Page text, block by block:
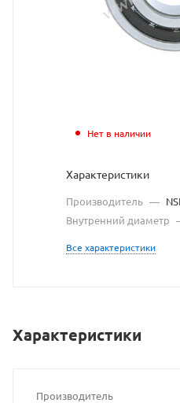
без
Нет в наличии
Характеристики
Производитель —
Внутренний диаметр
Все характеристики
Характеристики
Производитель